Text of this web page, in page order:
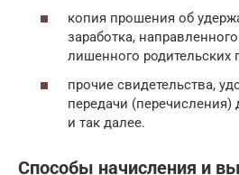
копия прошения об
заработка,
лишенного родительских
прочие свидетельства,
передачи (перечисления)
и так далее.
Способы начисления и